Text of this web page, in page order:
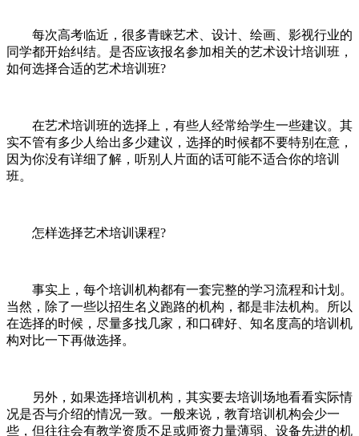
每次高考临近，很多青睐艺术、设计、绘画、影视行业的
同学都开始纠结。是否应该报名参加相关的艺术设计培训班，
如何选择合适的艺术培训班?
在艺术培训班的选择上，有些人经常给学生一些建议。其
实不管有多少人给出多少建议，选择的时候都不要特别在意，
因为你没有详细了解，听别人片面的话可能不适合你的培训
班。
怎样选择艺术培训课程?
事实上，每个培训机构都有一套完整的学习流程和计划。
当然，除了一些以招生名义跑路的机构，都是非法机构。所以
在选择的时候，尽量多找几家，和口碑好、知名度高的培训机
构对比一下再做选择。
另外，如果选择培训机构，其实要去培训场地看看实际情
况是否与介绍的情况一致。一般来说，教育培训机构会少一
些，但往往会有教学资质不足或师资力量薄弱、设备先进的机